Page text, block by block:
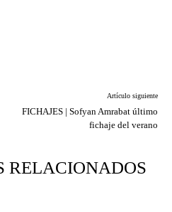
Artículo siguiente
FICHAJES | Sofyan Amrabat último
fichaje del verano
RELACIONADOS